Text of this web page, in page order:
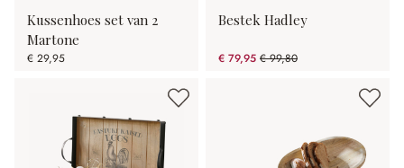
Kussenhoes set van 2
Martone
€ 29,95
Bestek Hadley
€ 79,95 € 99,80
(19.89% gespart)